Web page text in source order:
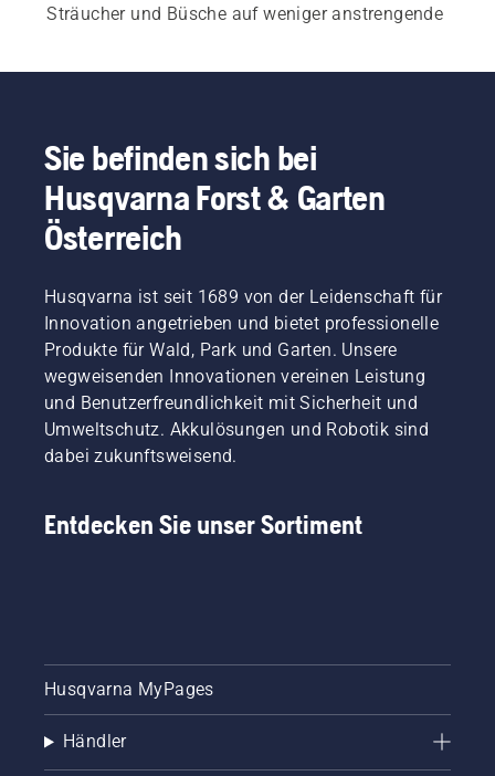
Sträucher und Büsche auf weniger anstrengende
trimmen. Wenn Sie eine Profi-Heckenschere mit
Sie befinden sich bei
Husqvarna Forst & Garten
Österreich
Husqvarna ist seit 1689 von der Leidenschaft für
Innovation angetrieben und bietet professionelle
Produkte für Wald, Park und Garten. Unsere
wegweisenden Innovationen vereinen Leistung
und Benutzerfreundlichkeit mit Sicherheit und
Umweltschutz. Akkulösungen und Robotik sind
dabei zukunftsweisend.
Entdecken Sie unser Sortiment
Husqvarna MyPages
Händler